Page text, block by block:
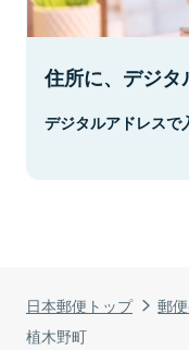
日本郵便トップ 郵
植木野町
住所に、デジタ
デジタルアドレスで